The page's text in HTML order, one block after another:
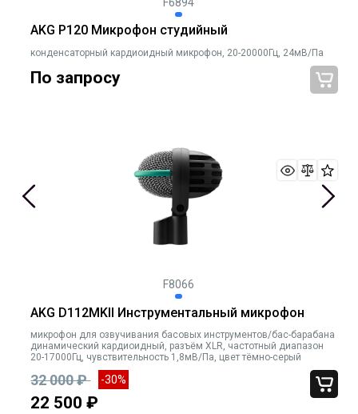
AKG P120 Микрофон студийный
конденсаторный кардиоидный микрофон, 20-20000Гц, 24мВ/Па
По запросу
F8066
AKG D112MKII Инструментальный микрофон
микрофон для озвучивания басовых инструментов/бас-барабана
динамический кардиоидный, разъём XLR, частотный диапазон
20-17000Гц, чувствительность 1,8мВ/Па, цвет тёмно-серый
32 000 ₽ -30%
22 500 ₽